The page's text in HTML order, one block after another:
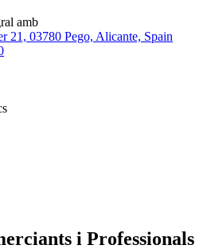
amb
21, 03780 Pego, Alicante, Spain
i Professionals